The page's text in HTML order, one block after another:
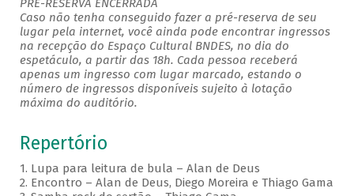
PRÉ-RESERVA ENCERRADA
Caso não tenha conseguido fazer a pré-reserva de seu
lugar pela internet, você ainda pode encontrar ingressos
na recepção do Espaço Cultural BNDES, no dia do
espetáculo, a partir das 18h. Cada pessoa receberá
apenas um ingresso com lugar marcado, estando o
número de ingressos disponíveis sujeito à lotação
máxima do auditório.
Repertório
1. Lupa para leitura de bula – Alan de Deus
2. Encontro – Alan de Deus, Diego Moreira e Thiago Gama